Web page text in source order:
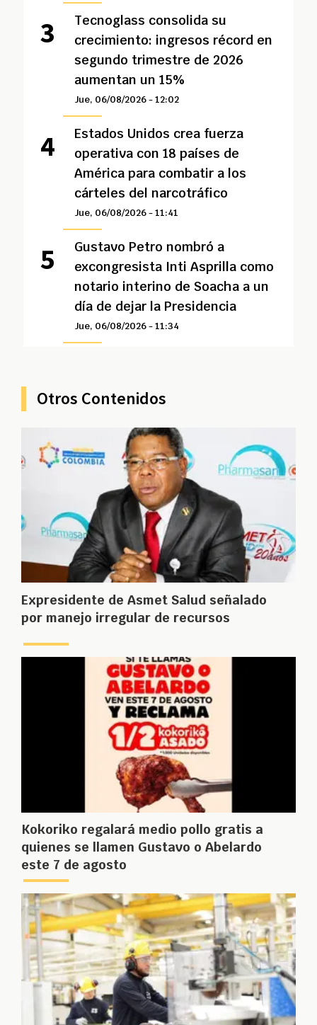
Tecnoglass consolida su
crecimiento: ingresos récord en
segundo trimestre de 2026
aumentan un 15%
Jue, 06/08/2026 - 12:02
Estados Unidos crea fuerza
operativa con 18 países de
América para combatir a los
cárteles del narcotráfico
Jue, 06/08/2026 - 11:41
Gustavo Petro nombró a
excongresista Inti Asprilla como
notario interino de Soacha a un
día de dejar la Presidencia
Jue, 06/08/2026 - 11:34
Otros Contenidos
Expresidente de Asmet Salud señalado
por manejo irregular de recursos
Kokoriko regalará medio pollo gratis a
quienes se llamen Gustavo o Abelardo
este 7 de agosto